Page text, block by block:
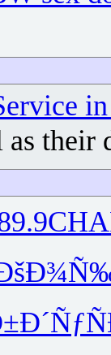
as their